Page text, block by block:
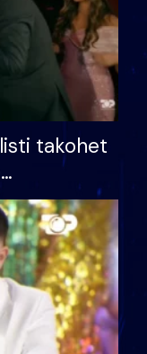
takohet
letër